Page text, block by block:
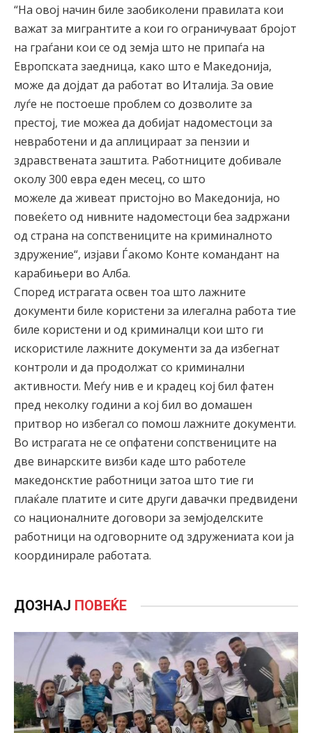
“На овој начин биле заобиколени правилата кои
важат за мигрантите а кои го ограничуваат бројот
на граѓани кои се од земја што не припаѓа на
Европската заедница, како што е Македонија,
може да дојдат да работат во Италија. За овие
луѓе не постоеше проблем со дозволите за
престој, тие можеа да добијат надоместоци за
невработени и да аплицираат за пензии и
здравствената заштита. Работниците добивале
околу 300 евра еден месец, со што
можеле да живеат пристојно во Македонија, но
повеќето од нивните надоместоци беа задржани
од страна на сопствениците на криминалното
здружение“, изјави Ѓакомо Конте командант на
карабињери во Алба.
Според истрагата освен тоа што лажните
документи биле користени за илегална работа тие
биле користени и од криминалци кои што ги
искористиле лажните документи за да избегнат
контроли и да продолжат со криминални
активности. Меѓу нив е и крадец кој бил фатен
пред неколку години а кој бил во домашен
притвор но избегал со помош лажните документи.
Во истрагата не се опфатени сопствениците на
две винарските визби каде што работеле
македонсктие работници затоа што тие ги
плаќале платите и сите други давачки предвидени
со националните договори за земјоделските
работници на одговорните од здружениата кои ја
координирале работата.
ДОЗНАЈ ПОВЕЌЕ